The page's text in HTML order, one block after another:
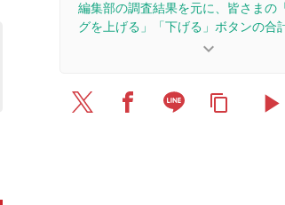
編集部の調査結果を元に、皆さまの
グを上げる」「下げる」ボタンの合
2025/10/21：2本のレビューを追加・更
keyboard_arrow_down
content_copy play_arrow